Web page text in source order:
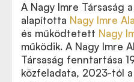
A Nagy Imre Társaság
alapította Nagy Imre
és működtetett Nagy
működik. A Nagy Imre
Társaság fenntartása
közfeladata, 2023-tól